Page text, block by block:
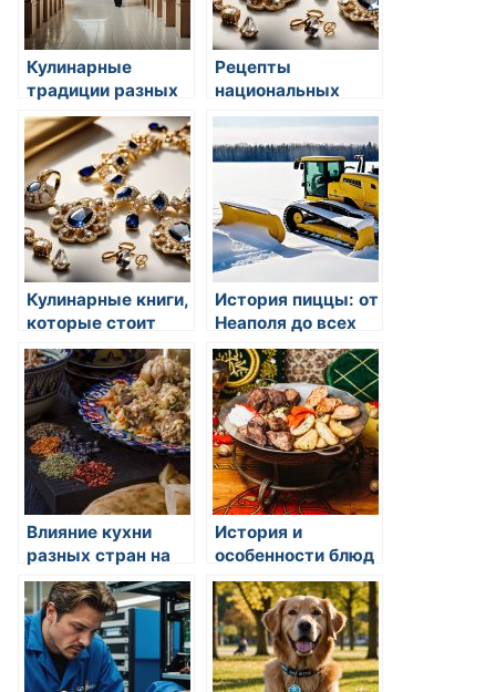
Кулинарные
традиции разных
стран мира
Рецепты
национальных
блюд мира
Кулинарные книги,
которые стоит
прочитать
История пиццы: от
Неаполя до всех
уголков мира
Влияние кухни
разных стран на
мировые
кулинарные
тренды
История и
особенности блюд
восточной кухни